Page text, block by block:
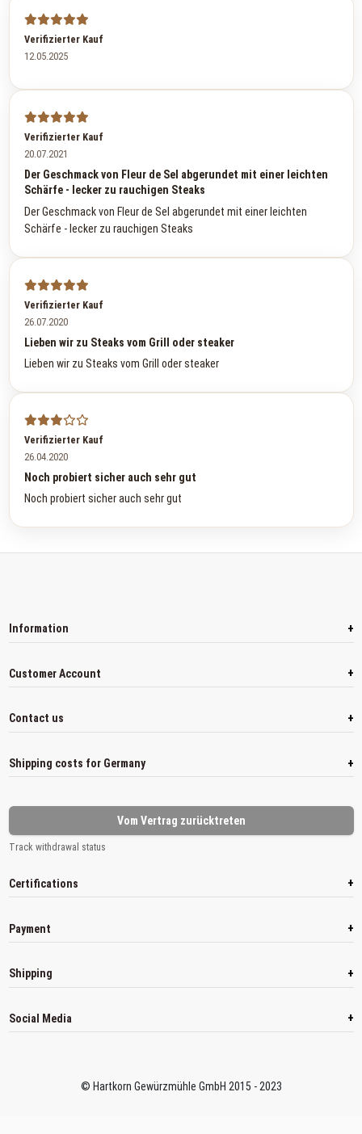
Verifizierter Kauf
12.05.2025
Verifizierter Kauf
20.07.2021
Der Geschmack von Fleur de Sel abgerundet mit einer leichten
Schärfe - lecker zu rauchigen Steaks
Der Geschmack von Fleur de Sel abgerundet mit einer leichten
Schärfe - lecker zu rauchigen Steaks
Verifizierter Kauf
26.07.2020
Lieben wir zu Steaks vom Grill oder steaker
Lieben wir zu Steaks vom Grill oder steaker
Verifizierter Kauf
26.04.2020
Noch probiert sicher auch sehr gut
Noch probiert sicher auch sehr gut
Information +
Customer Account +
Contact us +
Shipping costs for Germany +
Vom Vertrag zurücktreten
Track withdrawal status
Certifications +
Payment +
Shipping +
Social Media +
© Hartkorn Gewürzmühle GmbH 2015 - 2023